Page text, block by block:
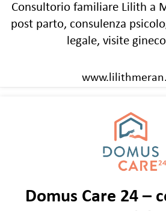
Consultorio familiare Lilith a
post parto, consulenza
legale, visite
Domus Care 24 –